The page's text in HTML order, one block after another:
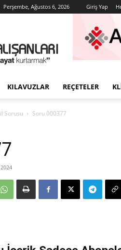
Perşembe, Ağustos 6, 2026 Giriş Yap
KILAVUZLAR REÇETELER
Sorusu Soru 000377